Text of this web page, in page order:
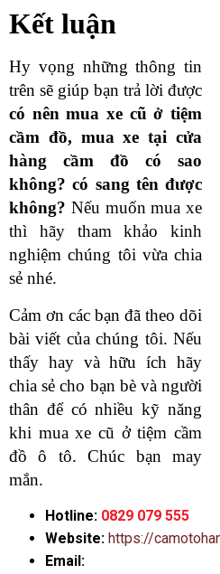
Kết luận
Hy vọng những thông tin
trên sẽ giúp bạn trả lời được
có nên mua xe cũ ở tiệm
cầm đồ, mua xe tại cửa
hàng cầm đồ có sao
không? có sang tên được
không? Nếu muốn mua xe
thì hãy tham khảo kinh
nghiệm chúng tôi vừa chia
sẻ nhé.
Cảm ơn các bạn đã theo dõi
bài viết của chúng tôi. Nếu
thấy hay và hữu ích hãy
chia sẻ cho bạn bè và người
thân để có nhiều kỹ năng
khi mua xe cũ ở tiệm cầm
đồ ô tô. Chúc bạn may
mắn.
Hotline: 0829 079 555
Website: https://
Email: